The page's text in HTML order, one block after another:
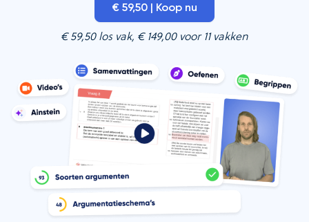
€ 59,50 | Koop nu
€ 59,50 los vak, € 149,00 voor 11 vakken